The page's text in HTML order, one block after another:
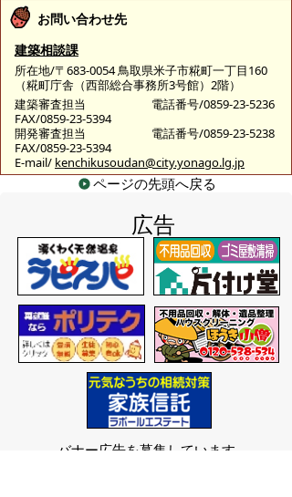
お問い合わせ先
建築相談課
所在地/〒683-0054 鳥取県米子市糀町一丁目160
（糀町庁舎（西部総合事務所3号館）2階）
建築審査担当
電話番号/0859-23-5236
FAX/0859-23-5394
開発審査担当
電話番号/0859-23-5238
FAX/0859-23-5394
E-mail/ kenchikusoudan@city.yonago.lg.jp
ページの先頭へ戻る
広告
バナー広告を募集しています